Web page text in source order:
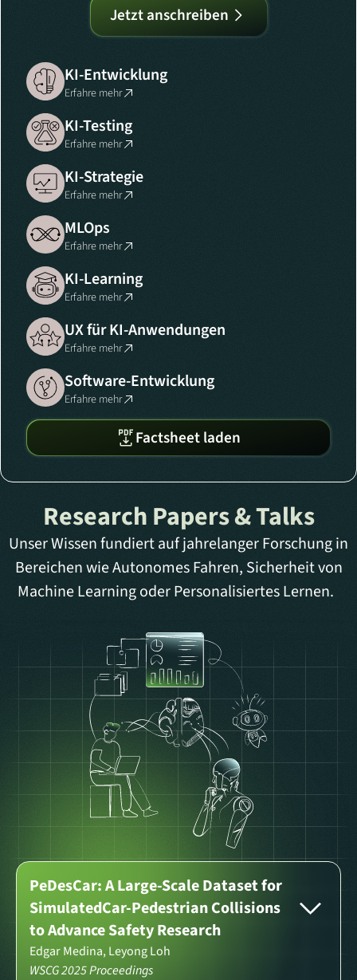
Jetzt anschreiben
KI-Entwicklung
Erfahre mehr
KI-Testing
Erfahre mehr
KI-Strategie
Erfahre mehr
MLOps
Erfahre mehr
KI-Learning
Erfahre mehr
UX für KI-Anwendungen
Erfahre mehr
Software-Entwicklung
Erfahre mehr
Factsheet laden
Research Papers & Talks
Unser Wissen fundiert auf jahrelanger Forschung in
Bereichen wie Autonomes Fahren, Sicherheit von
Machine Learning oder Personalisiertes Lernen.
PeDesCar: A Large-Scale Dataset for
SimulatedCar-Pedestrian Collisions
to Advance Safety Research
Edgar Medina, Leyong Loh
WSCG 2025 Proceedings